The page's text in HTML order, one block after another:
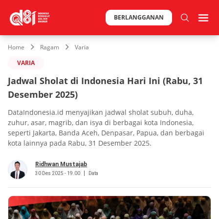
BERLANGGANAN
Home Ragam
Varia
VARIA
Jadwal Sholat di Indonesia Hari Ini (Rabu, 31
Desember 2025)
DataIndonesia.id menyajikan jadwal sholat subuh, duha,
zuhur, asar, magrib, dan isya di berbagai kota Indonesia,
seperti Jakarta, Banda Aceh, Denpasar, Papua, dan berbagai
kota lainnya pada Rabu, 31 Desember 2025.
Ridhwan Mustajab
30 Des 2025 - 19.00 Data